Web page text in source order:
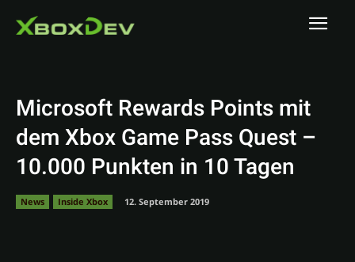
Microsoft Rewards Points mit
dem Xbox Game Pass Quest –
10.000 Punkten in 10 Tagen
News Inside Xbox 12. September 2019